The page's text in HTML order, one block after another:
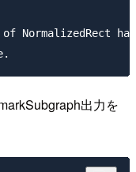
NormalizedRect
出力を